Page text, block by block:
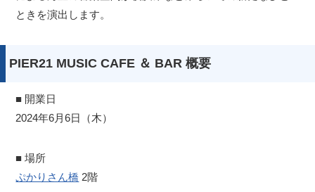
ときを演出します。
PIER21 MUSIC CAFE ＆ BAR 概要
■ 開業日
2024年6月6日（木）
■ 場所
ぷかりさん橋 2階